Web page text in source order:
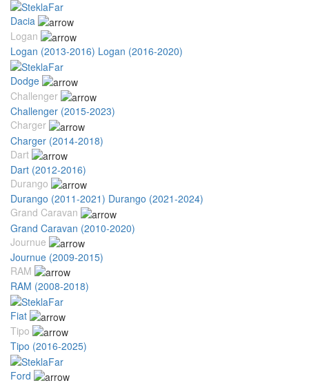
Dacia
Logan
Logan (2013-2016) Logan (2016-2020)
Dodge
Challenger
Challenger (2015-2023)
Charger
Charger (2014-2018)
Dart
Dart (2012-2016)
Durango
Durango (2011-2021) Durango (2021-2024)
Grand Caravan
Grand Caravan (2010-2020)
Journue
Journue (2009-2015)
RAM
RAM (2008-2018)
Fiat
Tipo
Tipo (2016-2025)
Ford